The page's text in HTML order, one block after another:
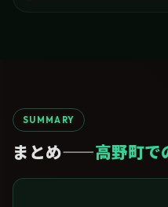
SUMMARY
まとめ——高野町で